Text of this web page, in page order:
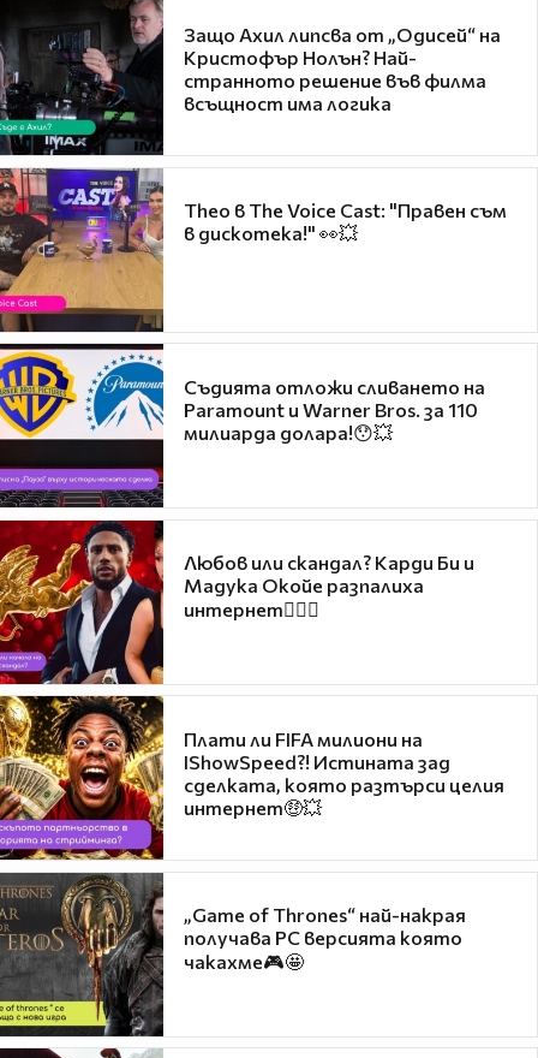
Защо Ахил липсва от „Одисей“ на
Кристофър Нолън? Най-
странното решение във филма
всъщност има логика
Theo в The Voice Cast: "Правен съм
в дискотека!" 👀💥
Съдията отложи сливането на
Paramount и Warner Bros. за 110
милиарда долара!😯💥
Любов или скандал? Карди Би и
Мадука Окойе разпалиха
интернет❤️‍🔥🔥
Плати ли FIFA милиони на
IShowSpeed?! Истината зад
сделката, която разтърси целия
интернет🤑💥
„Game of Thrones“ най-накрая
получава PC версията която
чакахме🎮🤩